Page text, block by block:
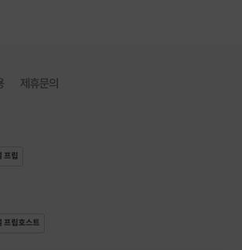
합니다. 그만큼 그 분야에 정통했다는 거겠죠.
인지 수시로 소통하며 수업을 합니다. 잘 못 따라온
돈, 아깝지 않게 책임감을 가지고 소통하며 수업
제휴문의
프립
프립호스트